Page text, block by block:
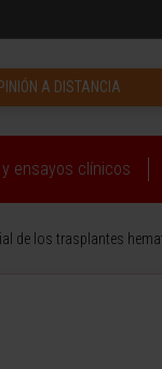
A DISTANCIA
ensayos clínicos
de los trasplantes